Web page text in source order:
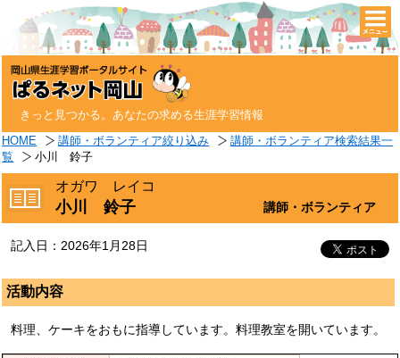
きっと見つかる。あなたの求める生涯学習情報
HOME 講師・ボランティア絞り込み
講師・ボランティア検索結果一
覧
小川 鈴子
オガワ レイコ
小川 鈴子 講師・ボランティア
記入日：2026年1月28日
活動内容
料理、ケーキをおもに指導しています。料理教室を開いています。